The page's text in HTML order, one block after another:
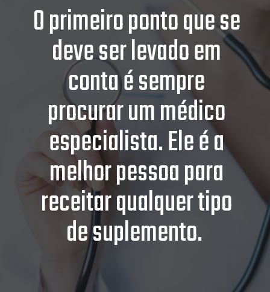
O primeiro ponto que se
deve ser levado em
conta é sempre
procurar um médico
especialista. Ele é a
melhor pessoa para
receitar qualquer tipo
de suplemento.